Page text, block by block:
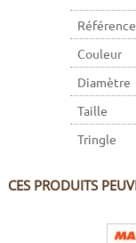
Référence
Couleur
Diamètre
Taille
Tringle
CES PRODUITS